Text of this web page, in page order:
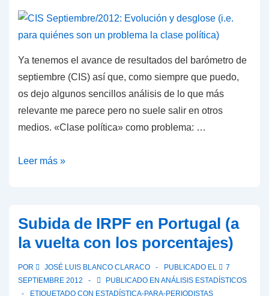
resto
trabajadores
Ya tenemos el avance de resultados del barómetro de
septiembre (CIS) así que, como siempre que puedo,
os dejo algunos sencillos análisis de lo que más
relevante me parece pero no suele salir en otros
medios. «Clase política» como problema: …
CIS
desglose
(i.e.
quiénes
Leer más »
Subida de IRPF en Portugal (a
la vuelta con los porcentajes)
POR JOSÉ LUIS BLANCO CLARACO PUBLICADO EL
7
SEPTIEMBRE 2012
PUBLICADO EN ANÁLISIS ESTADÍSTICOS
ETIQUETADO CON ESTADÍSTICA-PARA-PERIODISTAS